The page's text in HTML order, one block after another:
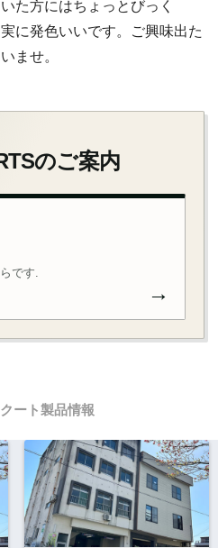
た方にはちょっとびっく
に発色いいです。ご興味出た
いませ。
のご案内
です.
→
ート製品情報